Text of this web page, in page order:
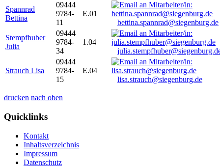
Spannrad
Bettina
09444
9784-
11
E.01
bettina.spannrad@siegenburg.de
Stempfhuber
Julia
09444
9784-
34
1.04
Strauch Lisa
09444
9784-
15
E.04
lisa.strauch@siegenburg.de
drucken nach oben
Quicklinks
Kontakt
Inhaltsverzeichnis
Impressum
Datenschutz